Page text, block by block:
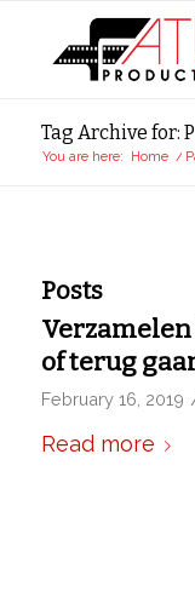
Tag Archive for:
You are here: Home /
Posts
of terug
February 16, 2019
Read more